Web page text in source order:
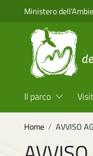
Salta al contenuto
Ministero
Menu Top Header
Il parco
Home AVVISO